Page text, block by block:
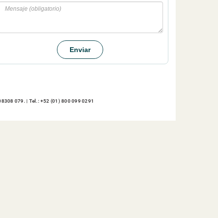
Enviar
079. | Tel.: +52 (01) 800 099 0291